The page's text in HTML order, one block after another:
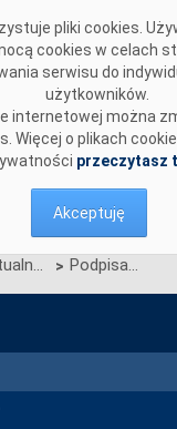
pliki cookies.
cookies w celach
serwisu do
użytkowników.
internetowej można
Więcej o plikach
przeczytasz
Akceptuję
Aktualności > Podpisanie umowy o świadczenie usług przesyłania energii elektrycznej z PGE Dystrybucja S.A.